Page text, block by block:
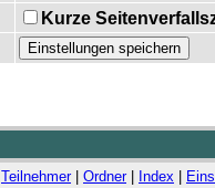
Kurze
Teilnehmer| Ordner| Index